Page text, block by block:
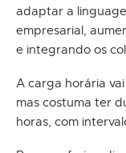
adaptar a
empresarial,
e integrando os
A carga horária
mas costuma ter
horas, com